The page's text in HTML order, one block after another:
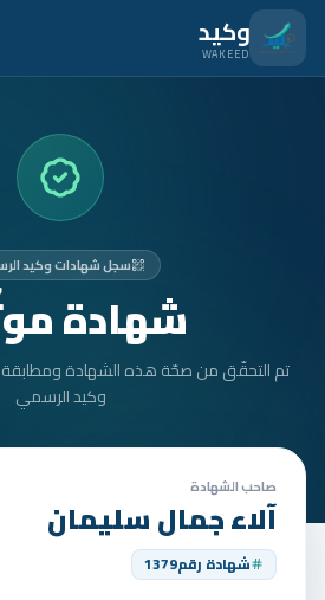
انتقل للمحتوى الرئيسي
وكيد
WAKEED
المتدربون
الأمان
تواصل
الوظائف
سجل شهادات وكيد
شهادة
تم التحقّق من صحّة هذه الشهادة ومطابقة
وكيد الرسمي
صاحب الشهادة
آلاء جمال سليمان
شهادة رقم1379